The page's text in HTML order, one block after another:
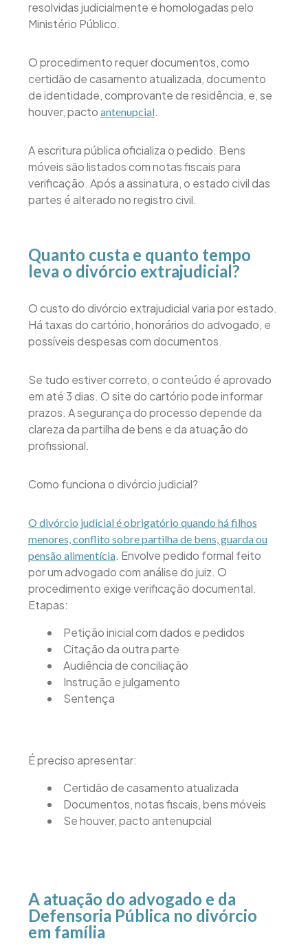
resolvidas judicialmente e homologadas pelo
Ministério Público.
O procedimento requer documentos, como
certidão de casamento atualizada, documento
de identidade, comprovante de residência, e, se
houver, pacto antenupcial.
A escritura pública oficializa o pedido. Bens
móveis são listados com notas fiscais para
verificação. Após a assinatura, o estado civil das
partes é alterado no registro civil.
Quanto custa e quanto tempo
leva o divórcio extrajudicial?
O custo do divórcio extrajudicial varia por estado.
Há taxas do cartório, honorários do advogado, e
possíveis despesas com documentos.
Se tudo estiver correto, o conteúdo é aprovado
em até 3 dias. O site do cartório pode informar
prazos. A segurança do processo depende da
clareza da partilha de bens e da atuação do
profissional.
Como funciona o divórcio judicial?
O divórcio judicial é obrigatório quando há filhos
menores, conflito sobre partilha de bens, guarda ou
pensão alimentícia. Envolve pedido formal feito
por um advogado com análise do juiz. O
procedimento exige verificação documental.
Etapas:
Petição inicial com dados e pedidos
Citação da outra parte
Audiência de conciliação
Instrução e julgamento
Sentença
É preciso apresentar:
Certidão de casamento atualizada
Documentos, notas fiscais, bens móveis
Se houver, pacto antenupcial
A atuação do advogado e da
Defensoria Pública no divórcio
em família